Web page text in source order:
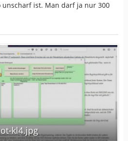
unscharf ist. Man darf ja nur 300
kl4.jpg